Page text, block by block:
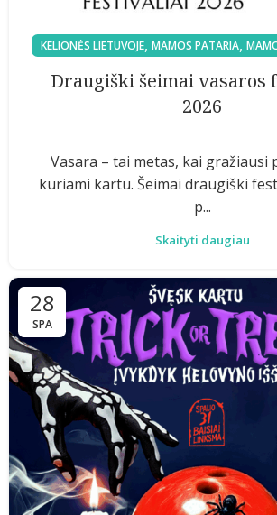
KELIONĖS LIETUVOJE, MAMOS PATARIA,
Draugiški šeimai vasaros
2026
Vasara – tai metas, kai gražiausi
kuriami kartu. Šeimai draugiški
p...
Skaityti daugiau
28
SPA